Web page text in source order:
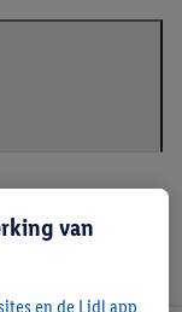
van
en de Lidl app